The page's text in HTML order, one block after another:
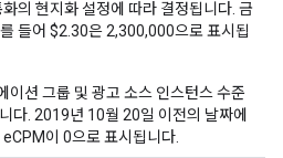
의 현지화 설정에 따라 결정됩니다. 금
들어 $2.30은 2,300,000으로 표시됩
션 그룹 및 광고 소스 인스턴스 수준
다. 2019년 10월 20일 이전의 날짜에
이 0으로 표시됩니다.